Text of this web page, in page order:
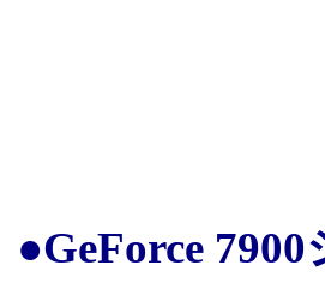
●GeForce